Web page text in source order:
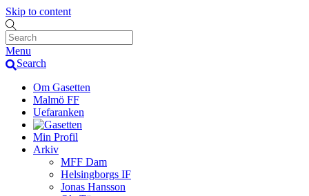
Skip to content
Menu
Search
Om Gasetten
Malmö FF
Uefaranken
Min Profil
Arkiv
MFF Dam
Helsingborgs IF
Jonas Hansson